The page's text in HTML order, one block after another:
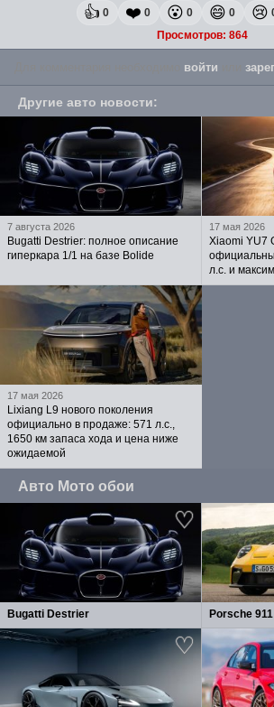
👍 0 ❤️ 0 😮 0 😄 0 😢
Просмотров: 864
войти
Другие авто новости:
7 августа 2026
Bugatti Destrier: полное описание
гиперкара 1/1 на базе Bolide
17 мая 2026
Xiaomi YU7
л.с. и
17 мая 2026
Lixiang L9 нового поколения
официально в продаже: 571 л.с.,
1650 км запаса хода и цена ниже
ожидаемой
Авто Мото обои
Bugatti Destrier Porsche